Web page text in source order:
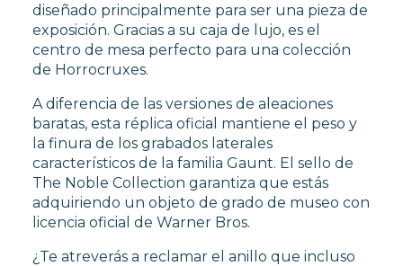
diseñado principalmente para ser una pieza de
exposición. Gracias a su caja de lujo, es el
centro de mesa perfecto para una colección
de Horrocruxes.
A diferencia de las versiones de aleaciones
baratas, esta réplica oficial mantiene el peso y
la finura de los grabados laterales
característicos de la familia Gaunt. El sello de
The Noble Collection garantiza que estás
adquiriendo un objeto de grado de museo con
licencia oficial de Warner Bros.
¿Te atreverás a reclamar el anillo que incluso